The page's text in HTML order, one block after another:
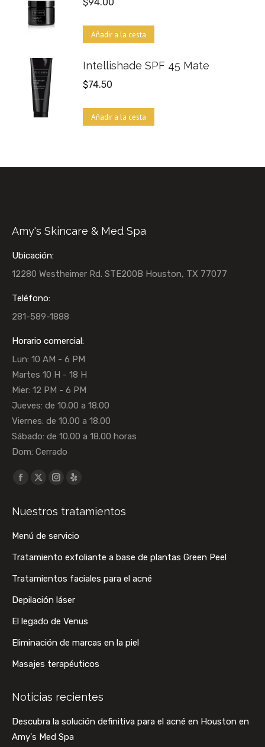
$94.00
Añadir a la cesta
Intellishade SPF 45 Mate
$74.50
Añadir a la cesta
Amy's Skincare & Med Spa
Ubicación:
12280 Westheimer Rd. STE200B Houston, TX 77077
Teléfono:
281-589-1888
Horario comercial:
Lun: 10 AM - 6 PM
Martes 10 H - 18 H
Mier: 12 PM - 6 PM
Jueves: de 10.00 a 18.00
Viernes: de 10.00 a 18.00
Sábado: de 10.00 a 18.00 horas
Dom: Cerrado
Encuéntranos en:
La
Facebook
en
una
nueva
La
X
se
en
una
La
Instagram
en
una
La
Yelp
se
en
una
Nuestros tratamientos
Menú de servicio
Tratamiento exfoliante a base de plantas Green Peel
Tratamientos faciales para el acné
Depilación láser
El legado de Venus
Eliminación de marcas en la piel
Masajes terapéuticos
Noticias recientes
Descubra la solución definitiva para el acné en Houston en
Amy's Med Spa